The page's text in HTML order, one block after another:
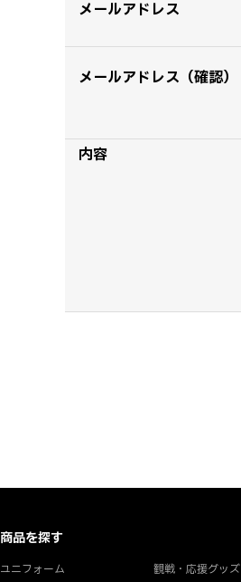
メールアドレス
メールアドレス（確認）
内容
商品を探す
ユニフォーム 観戦・応援グッズ